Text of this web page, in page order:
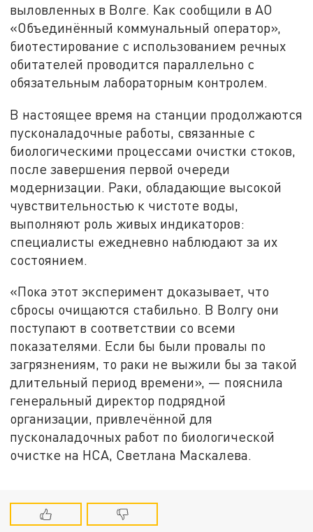
выловленных в Волге. Как сообщили в АО
«Объединённый коммунальный оператор»,
биотестирование с использованием речных
обитателей проводится параллельно с
обязательным лабораторным контролем.
В настоящее время на станции продолжаются
пусконаладочные работы, связанные с
биологическими процессами очистки стоков,
после завершения первой очереди
модернизации. Раки, обладающие высокой
чувствительностью к чистоте воды,
выполняют роль живых индикаторов:
специалисты ежедневно наблюдают за их
состоянием.
«Пока этот эксперимент доказывает, что
сбросы очищаются стабильно. В Волгу они
поступают в соответствии со всеми
показателями. Если бы были провалы по
загрязнениям, то раки не выжили бы за такой
длительный период времени», — пояснила
генеральный директор подрядной
организации, привлечённой для
пусконаладочных работ по биологической
очистке на НСА, Светлана Маскалева.